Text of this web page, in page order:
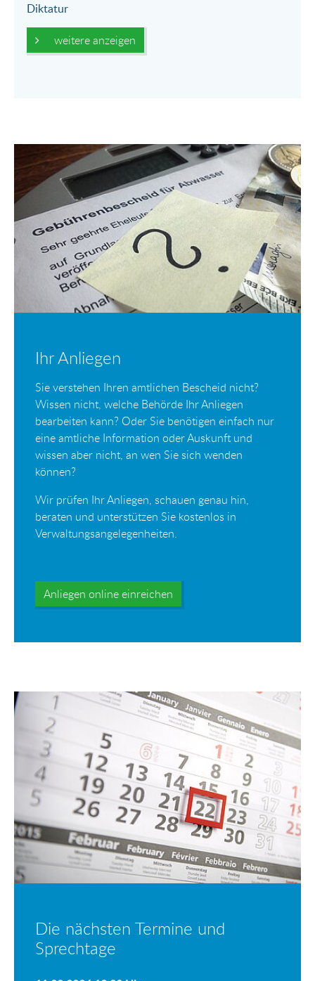
Diktatur
weitere anzeigen
Ihr Anliegen
Sie verstehen Ihren amtlichen Bescheid nicht?
Wissen nicht, welche Behörde Ihr Anliegen
bearbeiten kann? Oder Sie benötigen einfach nur
eine amtliche Information oder Auskunft und
wissen aber nicht, an wen Sie sich wenden
können?
Wir prüfen Ihr Anliegen, schauen genau hin,
beraten und unterstützen Sie kostenlos in
Verwaltungsangelegenheiten.
Anliegen online einreichen
Die nächsten Termine und
Sprechtage